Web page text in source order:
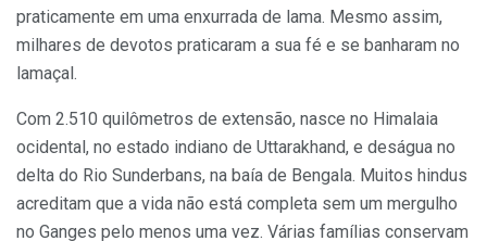
praticamente em uma enxurrada de lama. Mesmo assim,
milhares de devotos praticaram a sua fé e se banharam no
lamaçal.
Com 2.510 quilômetros de extensão, nasce no Himalaia
ocidental, no estado indiano de Uttarakhand, e deságua no
delta do Rio Sunderbans, na baía de Bengala. Muitos hindus
acreditam que a vida não está completa sem um mergulho
no Ganges pelo menos uma vez. Várias famílias conservam